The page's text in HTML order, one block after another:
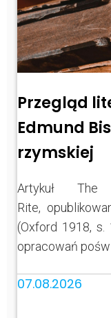
Przegląd
Edmund
rzymskiej
Artykuł
Rite,
(Oxford 1918, s.
opracowań
07.08.2026